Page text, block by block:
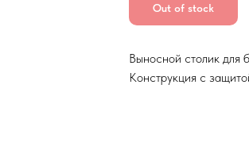
Out of stock
Выносной столик для
Конструкция с